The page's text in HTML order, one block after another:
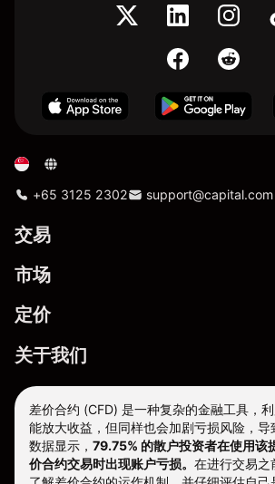
+65 3125 2302 support@capital.com
交易
市场
定价
关于我们
差价合约 (CFD) 是一种复杂的金融工具，
能放大收益，但同样也会加剧亏损风险，导
数据显示， 79.75% 的散户投资者在使用该
价合约交易时出现账户亏损。 在进行交易之